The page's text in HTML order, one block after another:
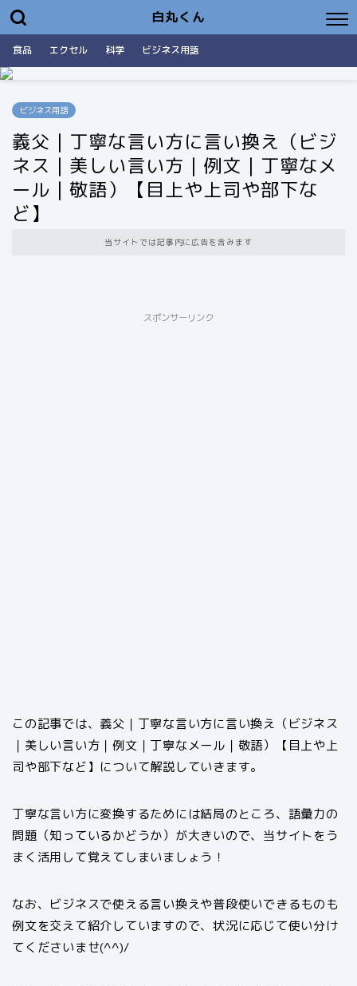
白丸くん
食品 エクセル 科学 ビジネス用語
ビジネス用語
義父｜丁寧な言い方に言い換え（ビジ
ネス｜美しい言い方｜例文｜丁寧なメ
ール｜敬語）【目上や上司や部下な
ど】
当サイトでは記事内に広告を含みます
スポンサーリンク
この記事では、義父｜丁寧な言い方に言い換え（ビジネス
｜美しい言い方｜例文｜丁寧なメール｜敬語）【目上や上
司や部下など】について解説していきます。
丁寧な言い方に変換するためには結局のところ、語彙力の
問題（知っているかどうか）が大きいので、当サイトをう
まく活用して覚えてしまいましょう！
なお、ビジネスで使える言い換えや普段使いできるものも
例文を交えて紹介していますので、状況に応じて使い分け
てくださいませ(^^)/